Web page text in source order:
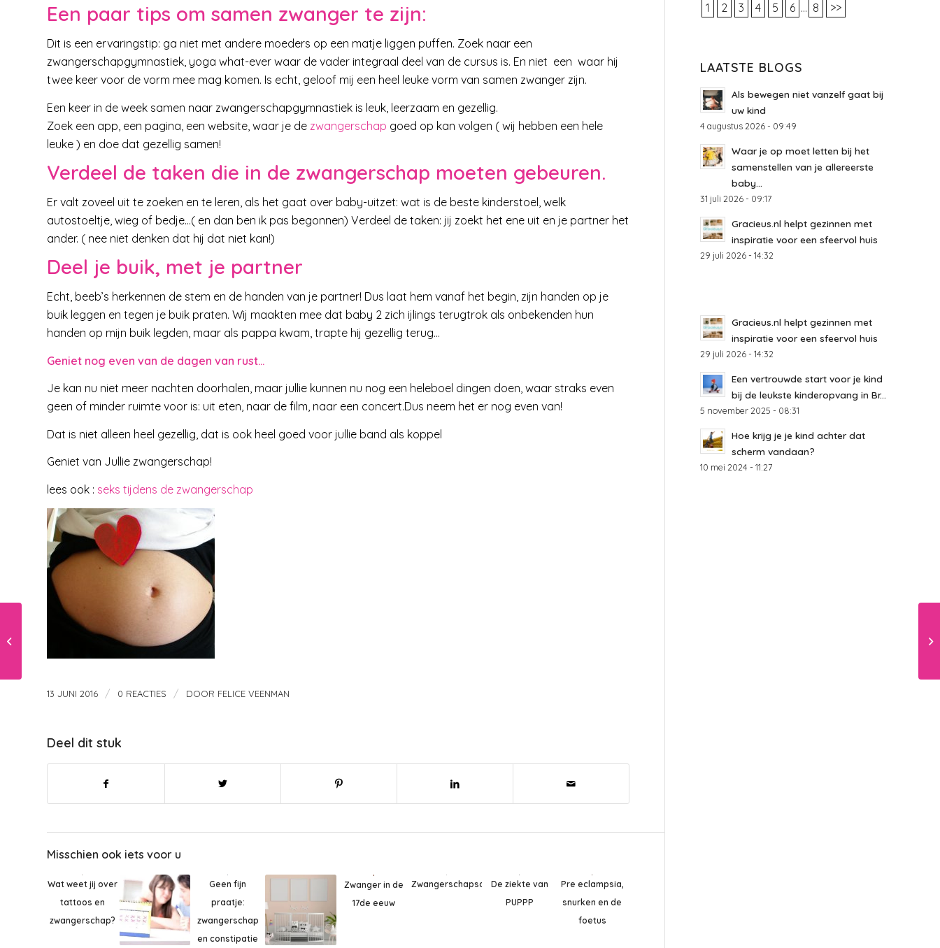
Een paar tips om samen zwanger te zijn:
Dit is een ervaringstip: ga niet met andere moeders op een matje liggen puffen. Zoek naar een
zwangerschapgymnastiek, yoga what-ever waar de vader integraal deel van de cursus is. En niet een waar hij
twee keer voor de vorm mee mag komen. Is echt, geloof mij een heel leuke vorm van samen zwanger zijn.
Een keer in de week samen naar zwangerschapgymnastiek is leuk, leerzaam en gezellig.
Zoek een app, een pagina, een website, waar je de zwangerschap goed op kan volgen ( wij hebben een hele
leuke ) en doe dat gezellig samen!
Verdeel de taken die in de zwangerschap moeten gebeuren.
Er valt zoveel uit te zoeken en te leren, als het gaat over baby-uitzet: wat is de beste kinderstoel, welk
autostoeltje, wieg of bedje…( en dan ben ik pas begonnen) Verdeel de taken: jij zoekt het ene uit en je partner het
ander. ( nee niet denken dat hij dat niet kan!)
Deel je buik, met je partner
Echt, beeb’s herkennen de stem en de handen van je partner! Dus laat hem vanaf het begin, zijn handen op je
buik leggen en tegen je buik praten. Wij maakten mee dat baby 2 zich ijlings terugtrok als onbekenden hun
handen op mijn buik legden, maar als pappa kwam, trapte hij gezellig terug…
Geniet nog even van de dagen van rust…
Je kan nu niet meer nachten doorhalen, maar jullie kunnen nu nog een heleboel dingen doen, waar straks even
geen of minder ruimte voor is: uit eten, naar de film, naar een concert.Dus neem het er nog even van!
Dat is niet alleen heel gezellig, dat is ook heel goed voor jullie band als koppel
Geniet van Jullie zwangerschap!
lees ook : seks tijdens de zwangerschap
13 JUNI 2016 / 0 REACTIES / DOOR FELICE VEENMAN
Deel dit stuk
Misschien ook iets voor u
Wat weet jij over
tattoos en
zwangerschap?
Geen fijn
praatje:
zwangerschap
en constipatie
Zwanger in de
17de eeuw
Zwangerschapsdepressie
De ziekte van
PUPPP
Pre eclampsia,
snurken en de
foetus
1
2 3 4 5 6 ... 8 >>
LAATSTE BLOGS
Als bewegen niet vanzelf gaat bij
uw kind
4 augustus 2026 - 09:49
Waar je op moet letten bij het
samenstellen van je allereerste
baby...
31 juli 2026 - 09:17
Gracieus.nl helpt gezinnen met
inspiratie voor een sfeervol huis
29 juli 2026 - 14:32
Gracieus.nl helpt gezinnen met
inspiratie voor een sfeervol huis
29 juli 2026 - 14:32
Een vertrouwde start voor je kind
bij de leukste kinderopvang in Br...
5 november 2025 - 08:31
Hoe krijg je je kind achter dat
scherm vandaan?
10 mei 2024 - 11:27
Samen met de
kinderen een dagtrip